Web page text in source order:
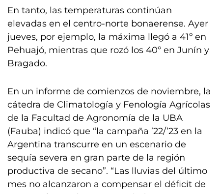
En tanto, las temperaturas continúan
elevadas en el centro-norte bonaerense. Ayer
jueves, por ejemplo, la máxima llegó a 41º en
Pehuajó, mientras que rozó los 40º en Junín y
Bragado.
En un informe de comienzos de noviembre, la
cátedra de Climatología y Fenología Agrícolas
de la Facultad de Agronomía de la UBA
(Fauba) indicó que “la campaña ’22/’23 en la
Argentina transcurre en un escenario de
sequía severa en gran parte de la región
productiva de secano”. “Las lluvias del último
mes no alcanzaron a compensar el déficit de